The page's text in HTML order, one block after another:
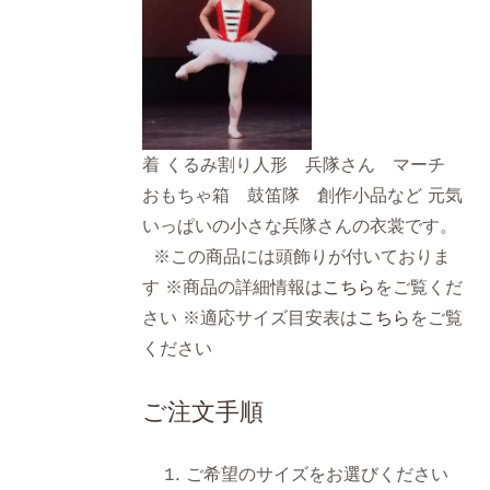
着 くるみ割り人形 兵隊さん マーチ
おもちゃ箱 鼓笛隊 創作小品など 元気
いっぱいの小さな兵隊さんの衣裳です。
※この商品には頭飾りが付いておりま
す ※商品の詳細情報はこちら をご覧くだ
さい ※適応サイズ目安表はこちら をご覧
ください
ご注文手順
ご希望のサイズをお選びください